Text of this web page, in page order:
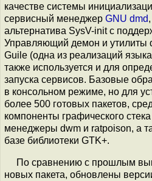
качестве системы
сервисный менеджер GNU dmd
альтернатива SysV-init с
Управляющий демон и утилиты
Guile (одна из реализаций
также используется и для
запуска сервисов. Базовые
в консольном режиме, но для
более 500 готовых пакетов,
компоненты графического
менеджеры dwm и ratpoison, а
базе библиотеки GTK+.
По сравнению с прошлым
новых пакета, обновлены